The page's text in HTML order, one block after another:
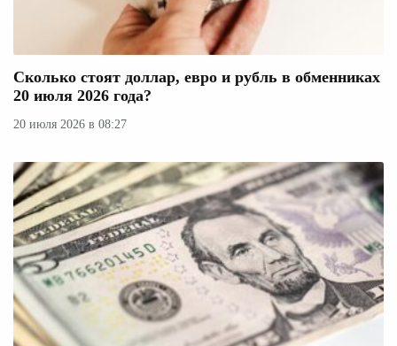
Сколько стоят доллар, евро и рубль в обменниках
20 июля 2026 года?
20 июля 2026 в 08:27